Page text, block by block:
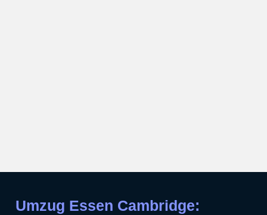
Umzug Essen Cambridge: